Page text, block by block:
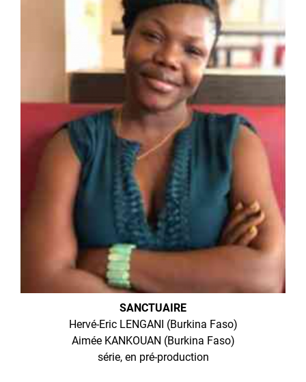
SANCTUAIRE
Hervé-Eric LENGANI (Burkina Faso)
Aimée KANKOUAN (Burkina Faso)
série, en pré-production